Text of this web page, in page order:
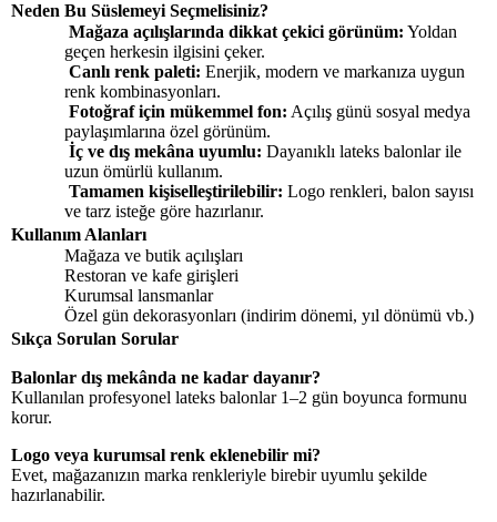
Neden Bu Süslemeyi Seçmelisiniz?
Mağaza açılışlarında dikkat çekici görünüm: Yoldan
geçen herkesin ilgisini çeker.
Canlı renk paleti: Enerjik, modern ve markanıza uygun
renk kombinasyonları.
Fotoğraf için mükemmel fon: Açılış günü sosyal medya
paylaşımlarına özel görünüm.
İç ve dış mekâna uyumlu: Dayanıklı lateks balonlar ile
uzun ömürlü kullanım.
Tamamen kişiselleştirilebilir: Logo renkleri, balon sayısı
ve tarz isteğe göre hazırlanır.
Kullanım Alanları
Mağaza ve butik açılışları
Restoran ve kafe girişleri
Kurumsal lansmanlar
Özel gün dekorasyonları (indirim dönemi, yıl dönümü vb.)
Sıkça Sorulan Sorular
Balonlar dış mekânda ne kadar dayanır?
Kullanılan profesyonel lateks balonlar 1–2 gün boyunca formunu
korur.
Logo veya kurumsal renk eklenebilir mi?
Evet, mağazanızın marka renkleriyle birebir uyumlu şekilde
hazırlanabilir.